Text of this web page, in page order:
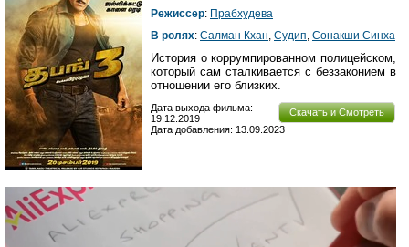
Режиссер: Прабхудева
В ролях: Салман Кхан, Судип, Сонакши Синха
История о коррумпированном полицейском,
который сам сталкивается с беззаконием в
отношении его близких.
Скачать и Смотреть
Дата выхода фильма:
19.12.2019
Дата добавления: 13.09.2023